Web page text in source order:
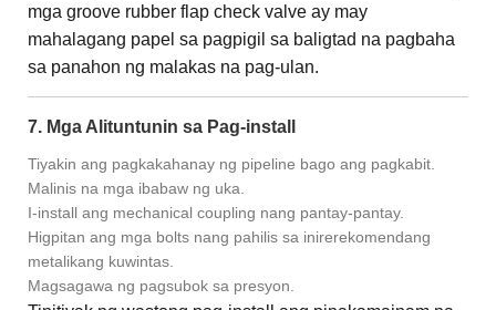
mga groove rubber flap check valve ay may
mahalagang papel sa pagpigil sa baligtad na pagbaha
sa panahon ng malakas na pag-ulan.
7. Mga Alituntunin sa Pag-install
Tiyakin ang pagkakahanay ng pipeline bago ang pagkabit.
Malinis na mga ibabaw ng uka.
I-install ang mechanical coupling nang pantay-pantay.
Higpitan ang mga bolts nang pahilis sa inirerekomendang
metalikang kuwintas.
Magsagawa ng pagsubok sa presyon.